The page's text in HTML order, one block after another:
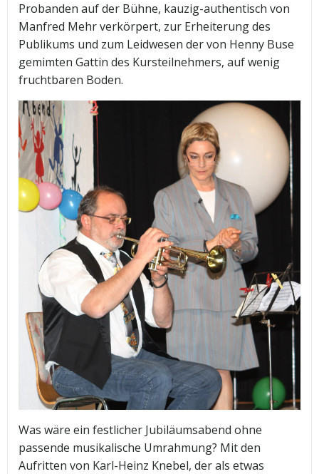
Probanden auf der Bühne, kauzig-authentisch von
Manfred Mehr verkörpert, zur Erheiterung des
Publikums und zum Leidwesen der von Henny Buse
gemimten Gattin des Kursteilnehmers, auf wenig
fruchtbaren Boden.
Was wäre ein festlicher Jubiläumsabend ohne
passende musikalische Umrahmung? Mit den
Aufritten von Karl-Heinz Knebel, der als etwas